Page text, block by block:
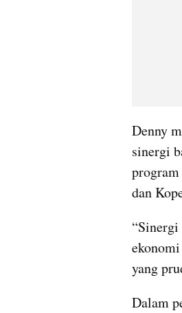
Denny
sinergi
dan
yang
Dalam